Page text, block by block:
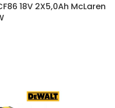
18V 2X5,0Ah McLaren